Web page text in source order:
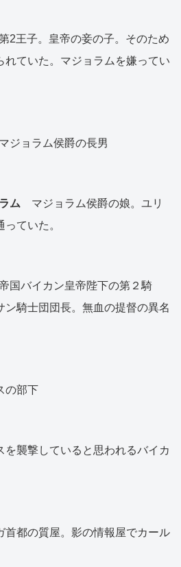
王子。皇帝の妾の子。そのため
れていた。マジョラムを嫌ってい
ジョラム侯爵の長男
ラム マジョラム侯爵の娘。ユリ
ていた。
国バイカン皇帝陛下の第２騎
ン騎士団団長。無血の提督の異名
の部下
襲撃していると思われるバイカ
都の質屋。影の情報屋でカール